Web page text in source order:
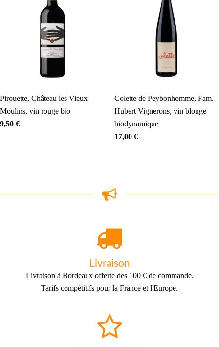
Pirouette, Château les Vieux
Moulins, vin rouge bio
9,50 €
Colette de Peybonhomme, Fam.
Hubert Vignerons, vin blouge
biodynamique
17,00 €
Livraison
Livraison à Bordeaux offerte dès 100 € de commande.
Tarifs compétitifs pour la France et l'Europe.